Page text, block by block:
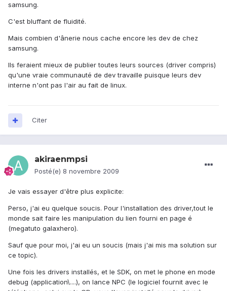
samsung.
C'est bluffant de fluidité.
Mais combien d'ânerie nous cache encore les dev de chez
samsung.
Ils feraient mieux de publier toutes leurs sources (driver compris)
qu'une vraie communauté de dev travaille puisque leurs dev
interne n'ont pas l'air au fait de linux.
Citer
akiraenmpsi
Posté(e) 8 novembre 2009
Je vais essayer d'être plus explicite:
Perso, j'ai eu quelque soucis. Pour l'installation des driver,tout le
monde sait faire les manipulation du lien fourni en page é
(megatuto galaxhero).
Sauf que pour moi, j'ai eu un soucis (mais j'ai mis ma solution sur
ce topic).
Une fois les drivers installés, et le SDK, on met le phone en mode
debug (application\....), on lance NPC (le logiciel fournit avec le